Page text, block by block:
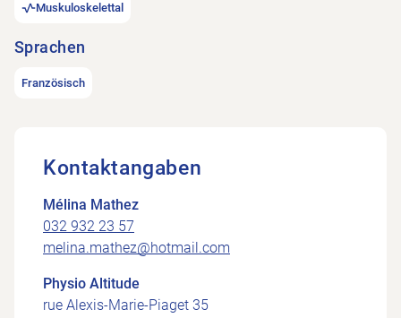
Muskuloskelettal
Sprachen
Französisch
Kontaktangaben
Mélina Mathez
032 932 23 57
melina.mathez@hotmail.com
Physio Altitude
rue Alexis-Marie-Piaget 35